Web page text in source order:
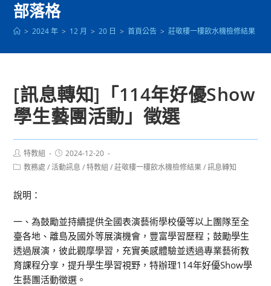
部落格
> 2024 年 > 12 月 > 20 日 > 首頁公告 > 莊敬樓一樓飲水機檢修結果
[訊息轉知]「114年好優Show
學生藝團活動」徵選
Post
author:
特教組
Post
published:
2024-12-20
Post教務處 / 活動訊息 / 特教組 / 莊敬樓一樓飲水機檢修結果 / 訊息轉知
說明：
一、為鼓勵並持續提供全國表演藝術學校優等以上團隊至全
臺各地、離島及國外等展演機會，豐富學習歷程；鼓勵學生
透過展演，彼此觀摩學習，充實美感體驗並透過專業藝術教
育課程分享，提升學生學習視野，特辦理114年好優Show學
生藝團活動徵選。